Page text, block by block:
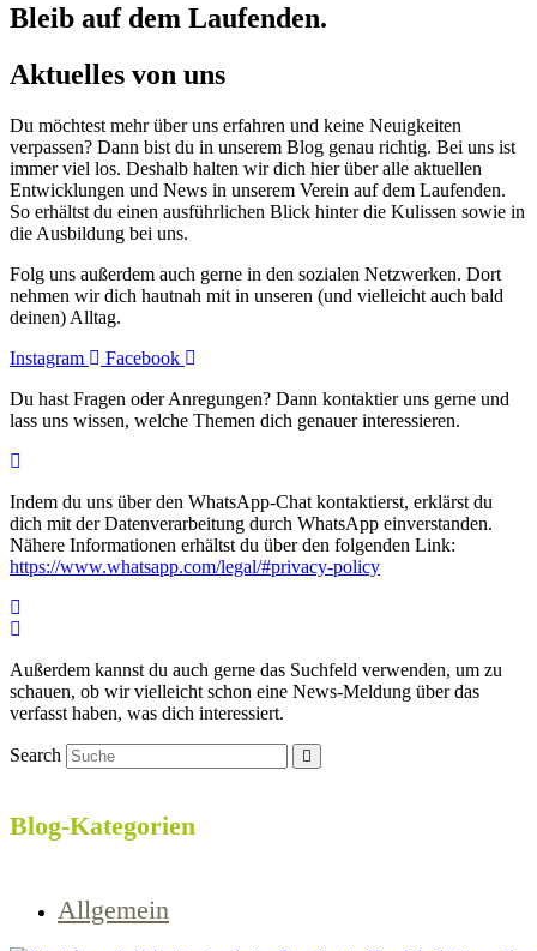
Bleib auf dem Laufenden.
Aktuelles von uns
Du möchtest mehr über uns erfahren und keine Neuigkeiten
verpassen? Dann bist du in unserem Blog genau richtig. Bei uns ist
immer viel los. Deshalb halten wir dich hier über alle aktuellen
Entwicklungen und News in unserem Verein auf dem Laufenden.
So erhältst du einen ausführlichen Blick hinter die Kulissen sowie in
die Ausbildung bei uns.
Folg uns außerdem auch gerne in den sozialen Netzwerken. Dort
nehmen wir dich hautnah mit in unseren (und vielleicht auch bald
deinen) Alltag.
Instagram
Facebook
Du hast Fragen oder Anregungen? Dann kontaktier uns gerne und
lass uns wissen, welche Themen dich genauer interessieren.
Indem du uns über den WhatsApp-Chat kontaktierst, erklärst du
dich mit der Datenverarbeitung durch WhatsApp einverstanden.
Nähere Informationen erhältst du über den folgenden Link:
https://www.whatsapp.com/legal/#privacy-policy
Außerdem kannst du auch gerne das Suchfeld verwenden, um zu
schauen, ob wir vielleicht schon eine News-Meldung über das
verfasst haben, was dich interessiert.
Search
Blog-Kategorien
Allgemein